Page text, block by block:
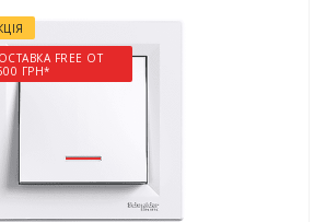
FREE ОТ
ГРН*